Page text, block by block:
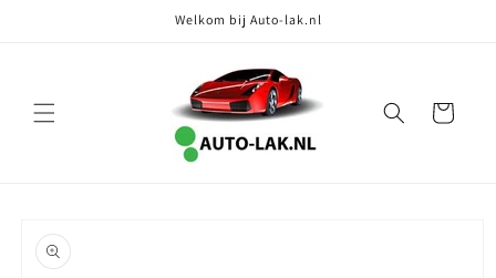
Welkom bij Auto-lak.nl
Winkelwagen